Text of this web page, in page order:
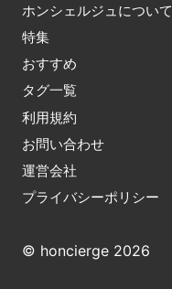
ホンシェルジュについて
特集
おすすめ
タグ一覧
利用規約
お問い合わせ
運営会社
プライバシーポリシー
© honcierge 2026